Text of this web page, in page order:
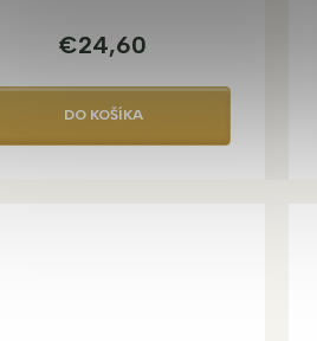
€24,60
DO KOŠÍKA